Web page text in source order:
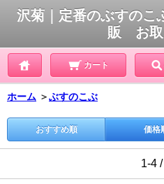
沢菊｜定番のぶすのこ
販 お取
カート
ホーム ＞ぶすのこぶ
おすすめ順 価格
1-4